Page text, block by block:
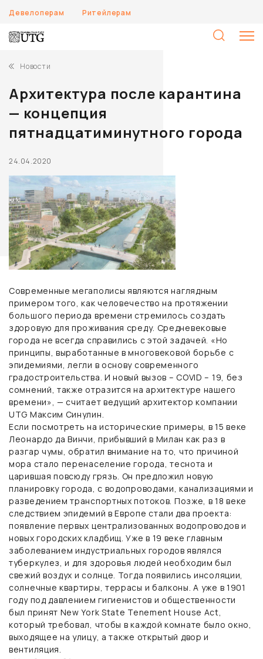
Девелоперам Ритейлерам
Новости
Архитектура после карантина
— концепция
пятнадцатиминутного города
24.04.2020
Современные мегаполисы являются наглядным
примером того, как человечество на протяжении
большого периода времени стремилось создать
здоровую для проживания среду. Средневековые
города не всегда справились с этой задачей. «Но
принципы, выработанные в многовековой борьбе с
эпидемиями, легли в основу современного
градостроительства. И новый вызов – COVID – 19, без
сомнений, также отразится на архитектуре нашего
времени», — считает ведущий архитектор компании
UTG Максим Синулин.
Если посмотреть на исторические примеры, в 15 веке
Леонардо да Винчи, прибывший в Милан как раз в
разгар чумы, обратил внимание на то, что причиной
мора стало перенаселение города, теснота и
царившая повсюду грязь. Он предложил новую
планировку города, с водопроводами, канализациями и
разведением транспортных потоков. Позже, в 18 веке
следствием эпидемий в Европе стали два проекта:
появление первых централизованных водопроводов и
новых городских кладбищ. Уже в 19 веке главным
заболеванием индустриальных городов являлся
туберкулез, и для здоровья людей необходим был
свежий воздух и солнце. Тогда появились инсоляции,
солнечные квартиры, террасы и балконы. А уже в 1901
году под давлением гигиенистов и общественности
был принят New York State Tenement House Act,
который требовал, чтобы в каждой комнате было окно,
выходящее на улицу, а также открытый двор и
вентиляция.